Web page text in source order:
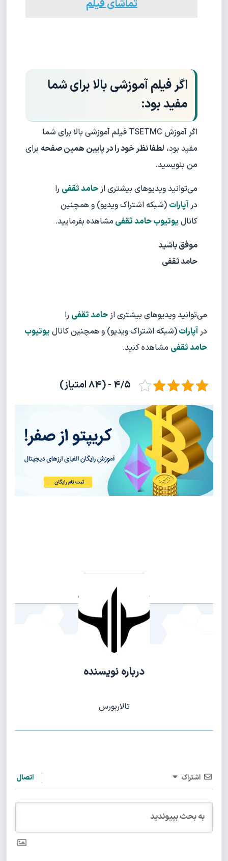
تماشای فیلم
اگر فیلم آموزشی بالا برای شما
مفید بود:
اگر آموزش TSETMC فیلم آموزشی بالا برای شما
مفید بود، لطفا نظر خود را در پایین همین صفحه برای
من بنویسید.
می‌توانید ویدیوهای بیشتری از حامد ثقفی را
در آپارات (شبکه اشتراک ویدیو) و همچنین
کانال یوتیوب حامد ثقفی مشاهده بفرمایید.
موفق باشید
حامد ثقفی
می‌توانید ویدیوهای بیشتری از حامد ثقفی را
در آپارات(شبکه اشتراک ویدیو) و همچنین کانال یوتیوب
حامد ثقفی مشاهده کنید.
4/5 - (84 امتیاز)
درباره نویسنده
تالاربورس
اشتراک اتصال